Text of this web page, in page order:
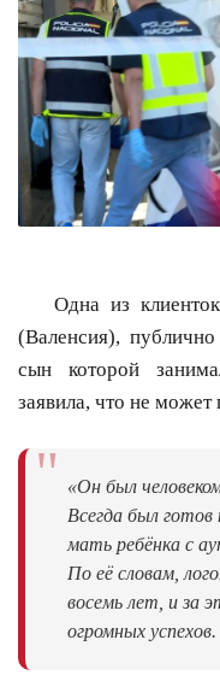
Одна из
(Валенсия),
сын которой
заявила, что не
"
«Он был
Всегда был
мать ребёнка с
По её словам,
восемь лет, и за
огромных успехов.